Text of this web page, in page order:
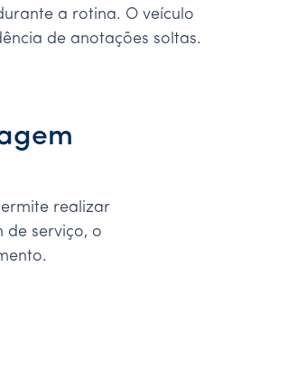
a rotina. O veículo
de anotações soltas.
realizar
serviço, o